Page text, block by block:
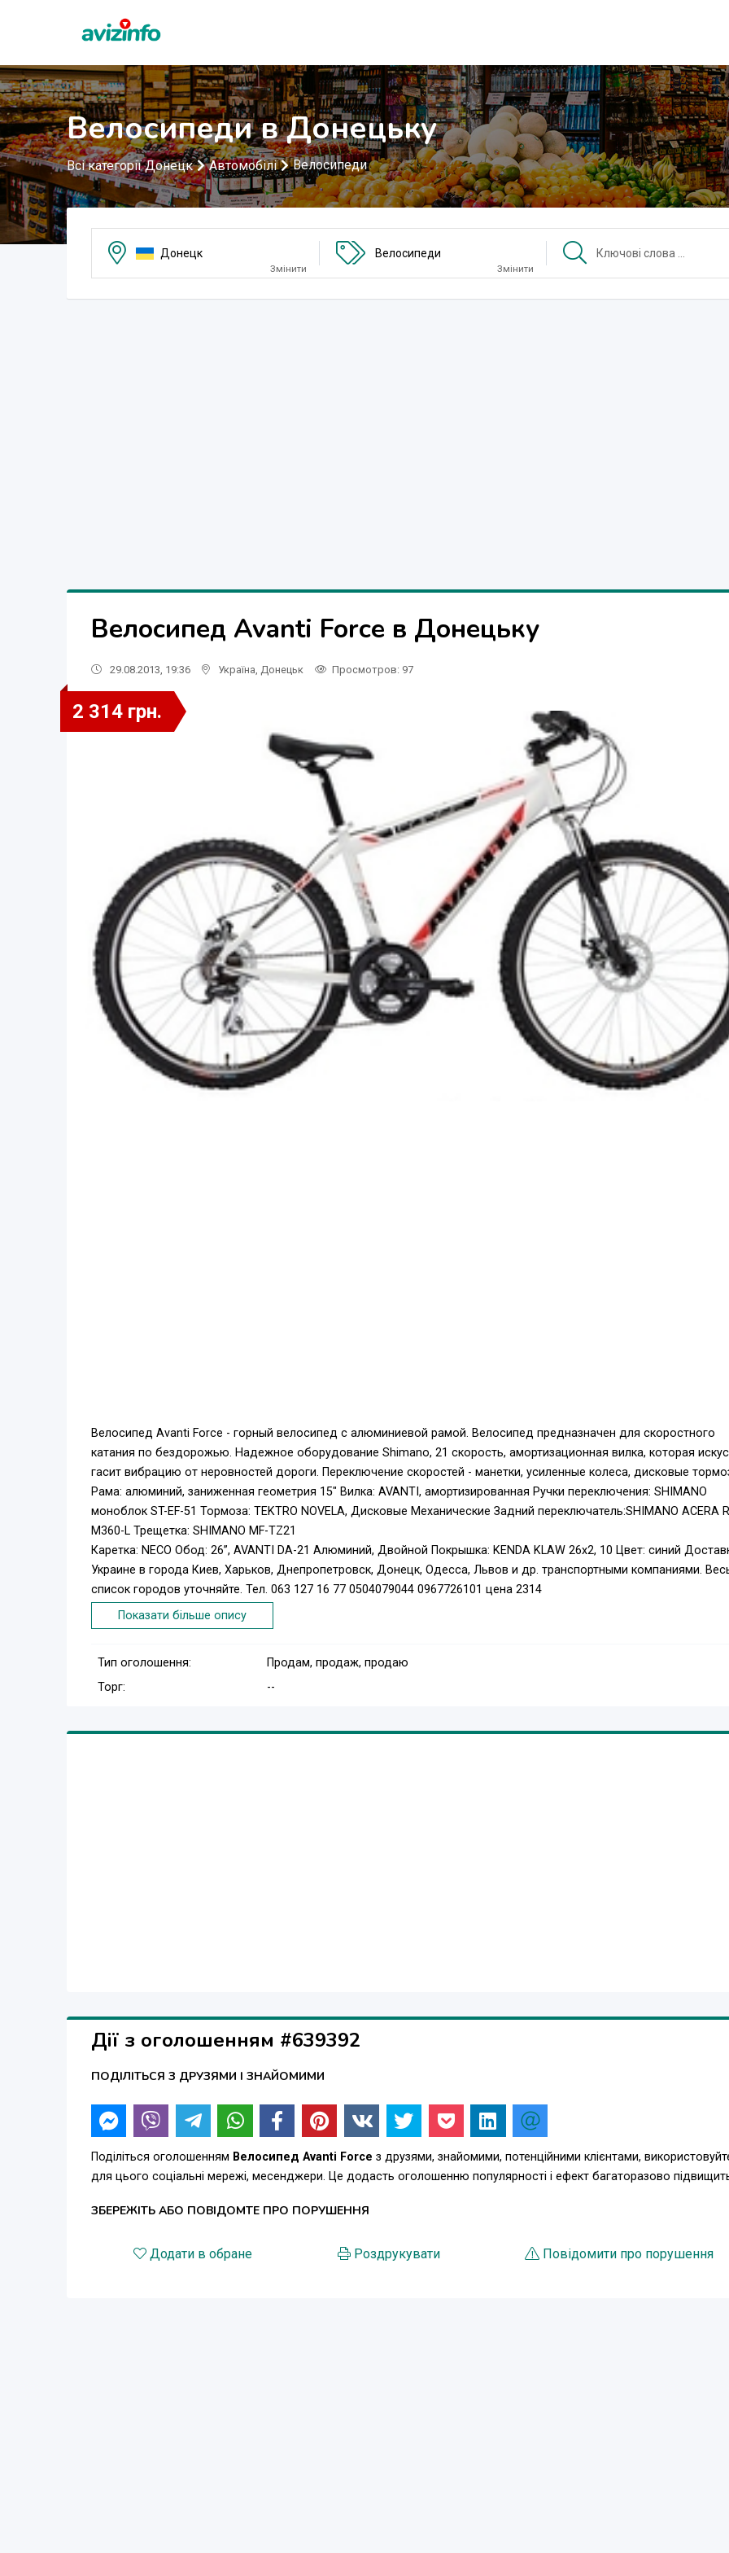
Велосипеди в Донецьку
Всі категорії Донецк Автомобілі Велосипеди
Донецк
Змінити
Велосипеди
Змінити
Велосипед Avanti Force в Донецьку
29.08.2013, 19:36 Україна Донецьк Просмотров: 97
2 314 грн.
Велосипед Avanti Force - горный велосипед с алюминиевой рамой. Велосипед предназначен для скоростного
катания по бездорожью. Надежное оборудование Shimano, 21 скорость, амортизационная вилка, которая
гасит вибрацию от неровностей дороги. Переключение скоростей - манетки, усиленные колеса, дисковые
Рама: алюминий, заниженная геометрия 15" Вилка: AVANTI, амортизированная Ручки переключения: SHIMANO
моноблок ST-EF-51 Тормоза: TEKTRO NOVELA, Дисковые Механические Задний переключатель:SHIMANO ACERA
M360-L Трещетка: SHIMANO MF-TZ21
Каретка: NECO Обод: 26”, AVANTI DA-21 Алюминий, Двойной Покрышка: KENDA KLAW 26x2, 10 Цвет: синий
Украине в города Киев, Харьков, Днепропетровск, Донецк, Одесса, Львов и др. транспортными компаниями.
список городов уточняйте. Тел. 063 127 16 77 0504079044 0967726101 цена 2314
Показати більше опису
Тип оголошення:
Продам, продаж, продаю
Торг:
--
Дії з оголошенням #639392
ПОДІЛІТЬСЯ З ДРУЗЯМИ І ЗНАЙОМИМИ
Поділіться оголошенням Велосипед Avanti Force з друзями, знайомими, потенційними клієнтами,
для цього соціальні мережі, месенджери. Це додасть оголошенню популярності і ефект багаторазово
ЗБЕРЕЖІТЬ АБО ПОВІДОМТЕ ПРО ПОРУШЕННЯ
Додати в обране Роздрукувати Повідомити про порушення